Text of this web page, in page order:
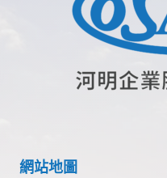
網站地圖